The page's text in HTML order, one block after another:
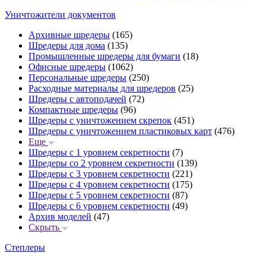
Уничтожители документов
Архивные шредеры (165)
Шредеры для дома (135)
Промышленные шредеры для бумаги (18)
Офисные шредеры (1062)
Персональные шредеры (250)
Расходные материалы для шредеров (25)
Шредеры с автоподачей (72)
Компактные шредеры (96)
Шредеры с уничтожением скрепок (451)
Шредеры с уничтожением пластиковых карт (476)
Еще
Шредеры с 1 уровнем секретности (7)
Шредеры со 2 уровнем секретности (139)
Шредеры с 3 уровнем секретности (221)
Шредеры с 4 уровнем секретности (175)
Шредеры с 5 уровнем секретности (87)
Шредеры с 6 уровнем секретности (49)
Архив моделей (47)
Скрыть
Степлеры